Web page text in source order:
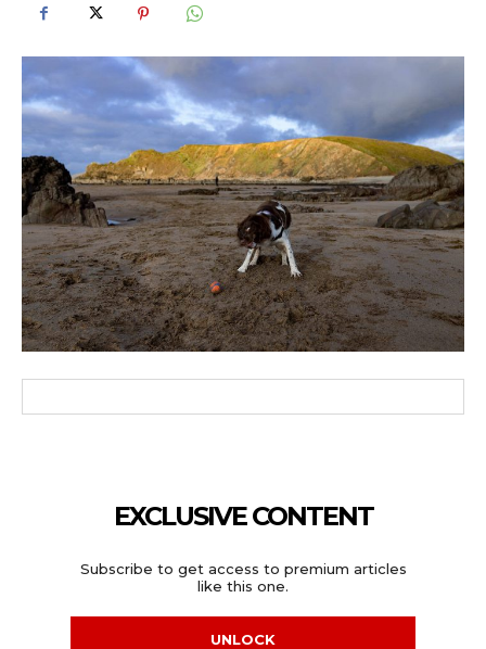
EXCLUSIVE CONTENT
Subscribe to get access to premium articles
like this one.
UNLOCK